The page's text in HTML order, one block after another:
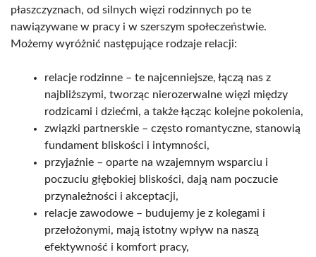
płaszczyznach, od silnych więzi rodzinnych po te
nawiązywane w pracy i w szerszym społeczeństwie.
Możemy wyróżnić następujące rodzaje relacji:
relacje rodzinne – te najcenniejsze, łączą nas z
najbliższymi, tworząc nierozerwalne więzi między
rodzicami i dziećmi, a także łącząc kolejne pokolenia,
związki partnerskie – często romantyczne, stanowią
fundament bliskości i intymności,
przyjaźnie – oparte na wzajemnym wsparciu i
poczuciu głębokiej bliskości, dają nam poczucie
przynależności i akceptacji,
relacje zawodowe – budujemy je z kolegami i
przełożonymi, mają istotny wpływ na naszą
efektywność i komfort pracy,